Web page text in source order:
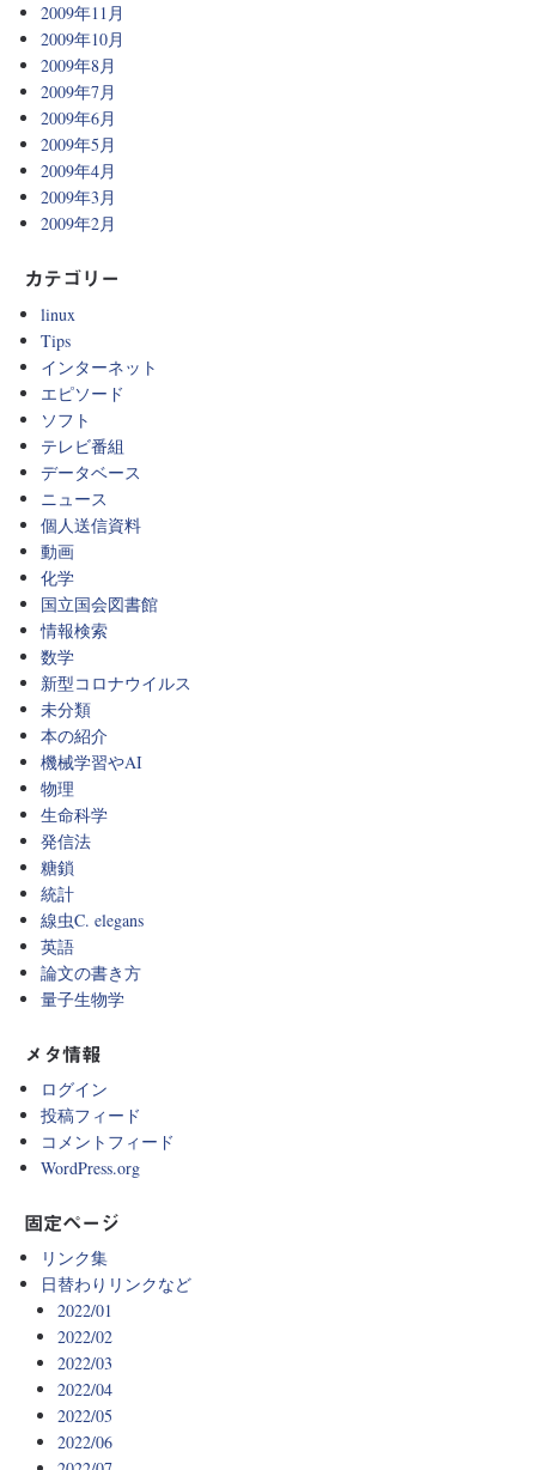
2009年11月
2009年10月
2009年8月
2009年7月
2009年6月
2009年5月
2009年4月
2009年3月
2009年2月
カテゴリー
linux
Tips
インターネット
エピソード
ソフト
テレビ番組
データベース
ニュース
個人送信資料
動画
化学
国立国会図書館
情報検索
数学
新型コロナウイルス
未分類
本の紹介
機械学習やAI
物理
生命科学
発信法
糖鎖
統計
線虫C. elegans
英語
論文の書き方
量子生物学
メタ情報
ログイン
投稿フィード
コメントフィード
WordPress.org
固定ページ
リンク集
日替わりリンクなど
2022/01
2022/02
2022/03
2022/04
2022/05
2022/06